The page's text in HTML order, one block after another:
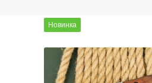
Новинка